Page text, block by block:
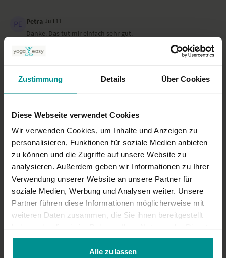
Zustimmung Details Über Cookies
Diese Webseite verwendet Cookies
Wir verwenden Cookies, um Inhalte und Anzeigen zu
personalisieren, Funktionen für soziale Medien anbieten
zu können und die Zugriffe auf unsere Website zu
analysieren. Außerdem geben wir Informationen zu Ihrer
Verwendung unserer Website an unsere Partner für
soziale Medien, Werbung und Analysen weiter. Unsere
Partner führen diese Informationen möglicherweise mit
weiteren Daten zusammen, die Sie ihnen bereitgestellt
gesammelt haben.
Alle zulassen
Petra Juli 11
Danke. Das tut mir einfach sehr gut.
0
Vielen Dank! Perfekt für einen warmen Sommermorgen 😉
Mehr laden
Ähnliche Videos